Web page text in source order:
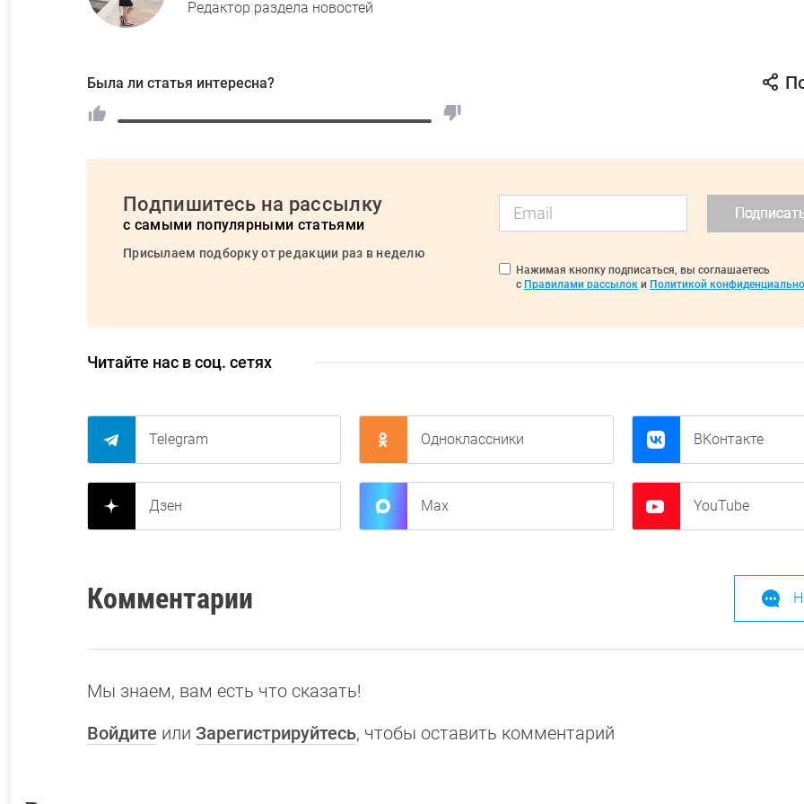
Редактор раздела новостей
Была ли статья интересна?
Подпишитесь на рассылку
с самыми популярными статьями
Присылаем подборку от редакции раз в неделю
Нажимая кнопку подписаться, вы соглашаетесь
с Правилами рассылок и Политикой
Читайте нас в соц. сетях
Telegram Одноклассники ВКонтакте
Дзен Max YouTube
Комментарии
Мы знаем, вам есть что сказать!
Войдите или Зарегистрируйтесь, чтобы оставить комментарий